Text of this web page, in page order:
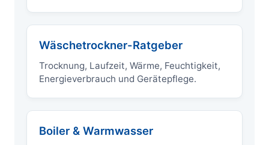
Wäschetrockner-Ratgeber
Trocknung, Laufzeit, Wärme, Feuchtigkeit,
Energieverbrauch und Gerätepflege.
Boiler & Warmwasser